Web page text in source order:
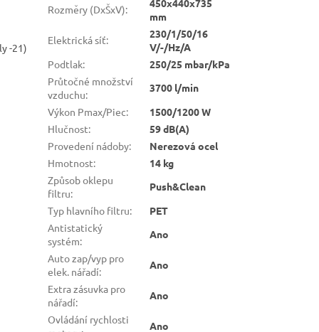
-21)
Rozměry (DxŠxV):
450x440x735
mm
Elektrická síť:
230/1/50/16
V/-/Hz/A
Podtlak:
250/25 mbar/kPa
Průtočné množství
vzduchu:
3700 l/min
Výkon Pmax/Piec:
1500/1200 W
Hlučnost:
59 dB(A)
Provedení nádoby:
Nerezová ocel
Hmotnost:
14 kg
Způsob oklepu
filtru:
Push&Clean
Typ hlavního filtru:
PET
Antistatický
systém:
Ano
Auto zap/vyp pro
elek. nářadí:
Ano
Extra zásuvka pro
nářadí:
Ano
Ovládání rychlosti
Ano